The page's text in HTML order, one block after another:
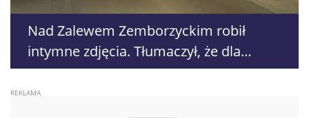
Nad Zalewem Zemborzyckim robił
intymne zdjęcia. Tłumaczył, że dla
kobiety poznanej w internecie